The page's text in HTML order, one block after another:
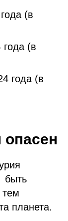
(в
года (в
года (в
опасен
быть
планета.